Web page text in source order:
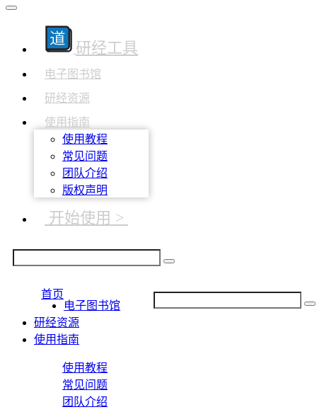
研经工具
电子图书馆
研经资源
使用指南
使用教程
常见问题
团队介绍
版权声明
开始使用 >
首页
电子图书馆
研经资源
使用指南
使用教程
常见问题
团队介绍